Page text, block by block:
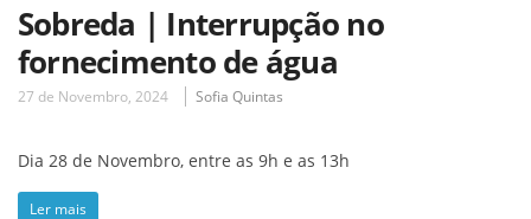
Sobreda | Interrupção no
fornecimento de água
27 de Novembro, 2024 Sofia Quintas
Dia 28 de Novembro, entre as 9h e as 13h
Ler mais